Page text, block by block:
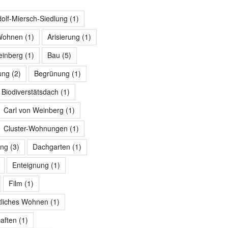
Miersch-Siedlung (1)
(1) Arisierung (1)
(1) Bau (5)
(2) Begrünung (1)
Biodiverstätsdach (1)
Carl von Weinberg (1)
Cluster-Wohnungen (1)
(3) Dachgarten (1)
Enteignung (1)
Film (1)
Wohnen (1)
(1)